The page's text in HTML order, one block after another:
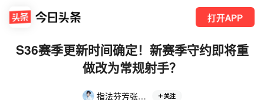
打开APP
S36赛季更新时间确定！新赛季守约即将重
做改为常规射手？
指法芬芳张大仙 关注